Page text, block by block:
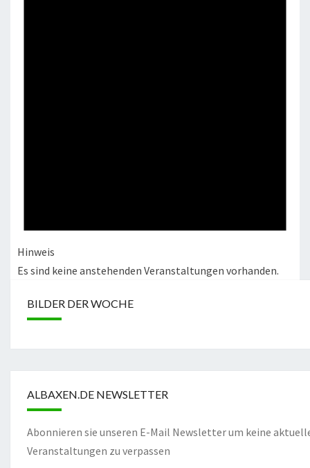
Hinweis
Es sind keine anstehenden Veranstaltungen vorhanden.
BILDER DER WOCHE
ALBAXEN.DE NEWSLETTER
Abonnieren sie unseren E-Mail Newsletter um keine
Veranstaltungen zu verpassen